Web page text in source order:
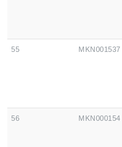
55 MKN001537
56 MKN000154